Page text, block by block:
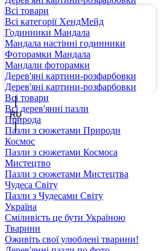
UA
RU
Всі товари
Всі категорії ХендМейд
Годинники Мандала
Мандала настінні годинники
Фоторамки Мандала
Мандали фоторамки
Дерев'яні картини-розфарбовки
Дерев'яні картини-розфарбовки
Всі товари
Всі дерев'янні пазли
Природа
Пазли з сюжетами Природи
Космос
Пазли з сюжетами Космоса
Мистецтво
Пазли з сюжетами Мистецтва
Чудеса Світу
Пазли з Чудесами Світу
Україна
Сміливість це бути Україною
Тварини
Оживіть свої улюблені тварини!